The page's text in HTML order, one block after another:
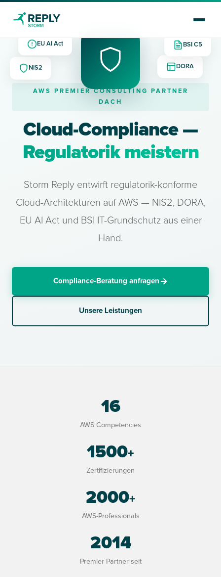
AWS PREMIER CONSULTING PARTNER
DACH
Cloud-Compliance —
Regulatorik meistern
Storm Reply entwirft regulatorik-konforme
Cloud-Architekturen auf AWS — NIS2, DORA,
EU AI Act und BSI IT-Grundschutz aus einer
Hand.
Compliance-Beratung anfragen
Unsere Leistungen
NIS2 DORA
EU AI Act BSI C5
16
AWS Competencies
1500+
Zertifizierungen
2000+
AWS-Professionals
2014
Premier Partner seit